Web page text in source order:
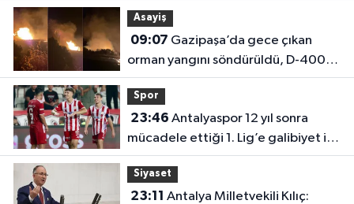
Asayiş
09:07
orman yangını söndürüldü, D-400
trafiğe açıldı
Spor
23:46
mücadele ettiği 1. Lig’e galibiyet ile
başladı
Siyaset
23:11